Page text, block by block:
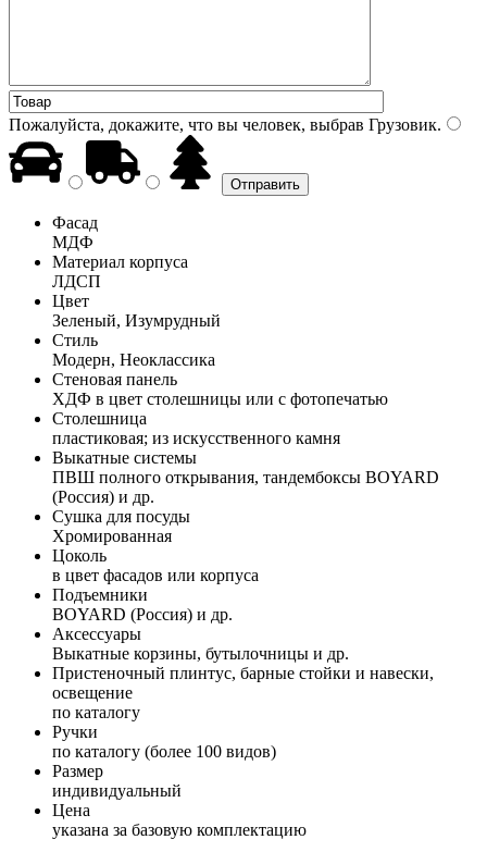
Пожалуйста, докажите, что вы человек, выбрав Грузовик.
Фасад
МДФ
Материал корпуса
ЛДСП
Цвет
Зеленый, Изумрудный
Стиль
Модерн, Неоклассика
Стеновая панель
ХДФ в цвет столешницы или с фотопечатью
Столешница
пластиковая; из искусственного камня
Выкатные системы
ПВШ полного открывания, тандембоксы BOYARD
(Россия) и др.
Сушка для посуды
Хромированная
Цоколь
в цвет фасадов или корпуса
Подъемники
BOYARD (Россия) и др.
Аксессуары
Выкатные корзины, бутылочницы и др.
Пристеночный плинтус, барные стойки и навески,
освещение
по каталогу
Ручки
по каталогу (более 100 видов)
Размер
индивидуальный
Цена
указана за базовую комплектацию